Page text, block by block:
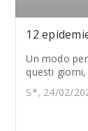
12
Un modo
questi
S*, 24/02/